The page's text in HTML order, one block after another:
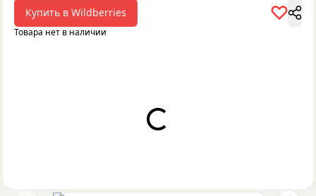
Купить в Wildberries
Товара нет в наличии
Loading...